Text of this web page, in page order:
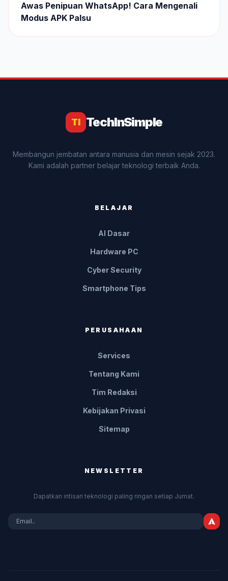
Awas Penipuan WhatsApp! Cara Mengenali
Modus APK Palsu
TI TechInSimple
Membangun jembatan antara manusia dan mesin sejak 2023.
Kami adalah partner belajar teknologi terbaik Anda.
BELAJAR
AI Dasar
Hardware PC
Cyber Security
Smartphone Tips
PERUSAHAAN
Services
Tentang Kami
Tim Redaksi
Kebijakan Privasi
Sitemap
NEWSLETTER
Dapatkan intisari teknologi paling ringan setiap Jumat.